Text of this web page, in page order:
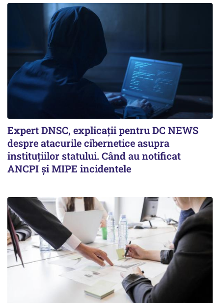
Expert DNSC, explicații pentru DC NEWS
despre atacurile cibernetice asupra
instituțiilor statului. Când au notificat
ANCPI și MIPE incidentele